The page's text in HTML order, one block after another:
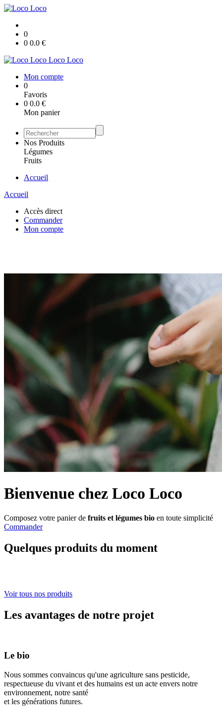
0
0 0.0 €
Loco Loco
Mon compte
0
Favoris
0 0.0 €
Mon panier
Nos Produits
Légumes
Fruits
Accueil
Accueil
Accès direct
Commander
Mon compte
Bienvenue chez Loco Loco
Composez votre panier de fruits et légumes bio en toute simplicité
Commander
Quelques produits du moment
Voir tous nos produits
Les avantages de notre projet
Le bio
Nous sommes convaincus qu'une agriculture sans pesticide,
respectueuse du vivant et des humains est un acte envers notre
environnement, notre santé
et les générations futures.